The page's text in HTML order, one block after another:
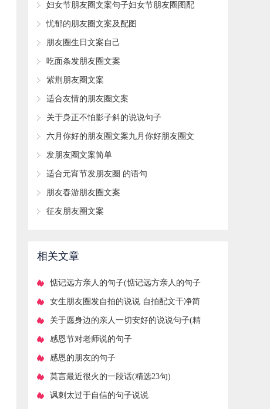
​妇女节朋友圈文案句子妇女节朋友圈图配
文(精选99句)
​忧郁的朋友圈文案及配图
​朋友圈生日文案自己
​吃面条发朋友圈文案
​紫荆朋友圈文案
​适合友情的朋友圈文案
​关于身正不怕影子斜的说说句子
​六月你好的朋友圈文案九月你好朋友圈文
案(精选154句)
​发朋友圈文案简单
​适合元宵节发朋友圈 的语句
​朋友春游朋友圈文案
​征友朋友圈文案
相关文章
​惦记远方亲人的句子(惦记远方亲人的句子
说说)
​女生朋友圈发自拍的说说 自拍配文干净简
短句子
​关于愿身边的亲人一切安好的说说句子(精
选15句)
​感恩节对老师说的句子
​感恩的朋友的句子
​莫言最近很火的一段话(精选23句)
​讽刺太过于自信的句子说说